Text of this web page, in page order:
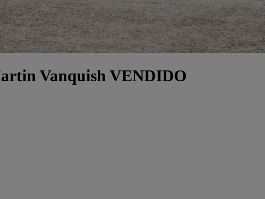
Vanquish VENDIDO